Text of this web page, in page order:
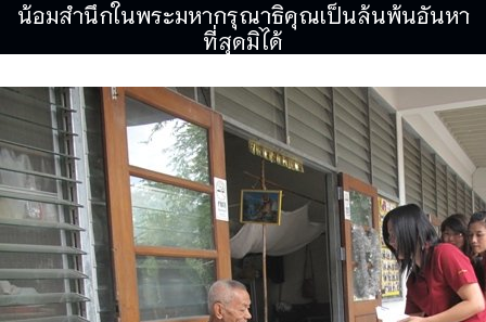
น้อมสำนึกในพระมหากรุณาธิคุณเป็นล้นพ้นอันหา
ที่สุดมิได้